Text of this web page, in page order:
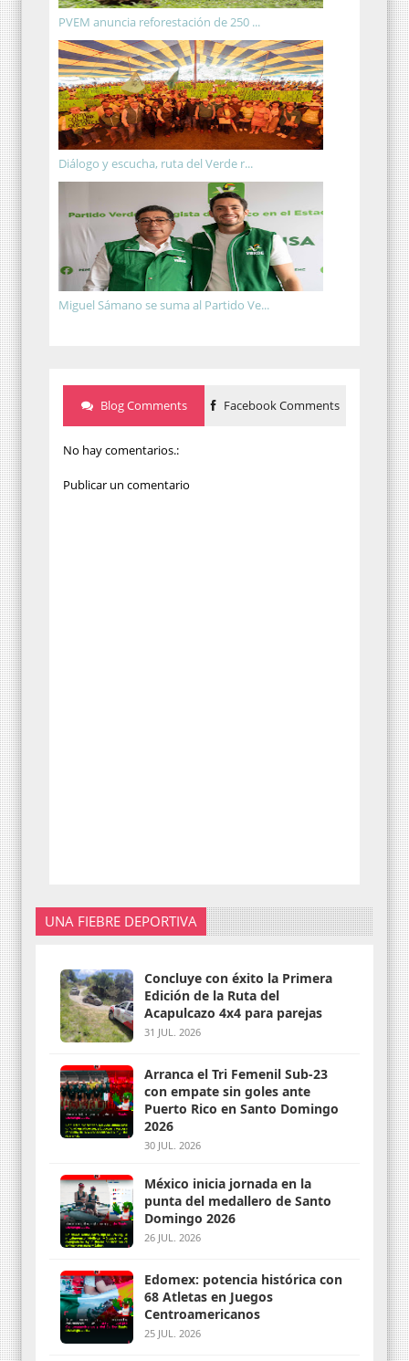
PVEM anuncia reforestación de 250 ...
Diálogo y escucha, ruta del Verde r...
Miguel Sámano se suma al Partido Ve...
Blog Comments Facebook Comments
No hay comentarios.:
Publicar un comentario
UNA FIEBRE DEPORTIVA
Concluye con éxito la Primera
Edición de la Ruta del
Acapulcazo 4x4 para parejas
31 JUL. 2026
Arranca el Tri Femenil Sub-23
con empate sin goles ante
Puerto Rico en Santo Domingo
2026
30 JUL. 2026
México inicia jornada en la
punta del medallero de Santo
Domingo 2026
26 JUL. 2026
Edomex: potencia histórica con
68 Atletas en Juegos
Centroamericanos
25 JUL. 2026